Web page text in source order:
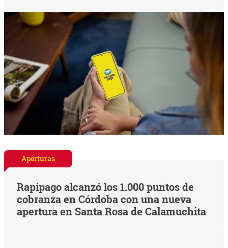
Aperturas
Rapipago alcanzó los 1.000 puntos de
cobranza en Córdoba con una nueva
apertura en Santa Rosa de Calamuchita